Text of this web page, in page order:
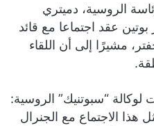
الروسية، دميتري
عقد اجتماعا مع قائد
مشيرًا إلى أن اللقاء
“سبوتنيك” الروسية:
هذا الاجتماع مع الجنرال